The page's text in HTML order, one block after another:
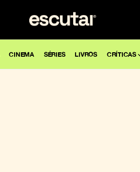
CINEMA SÉRIES LIVROS CRÍTICAS